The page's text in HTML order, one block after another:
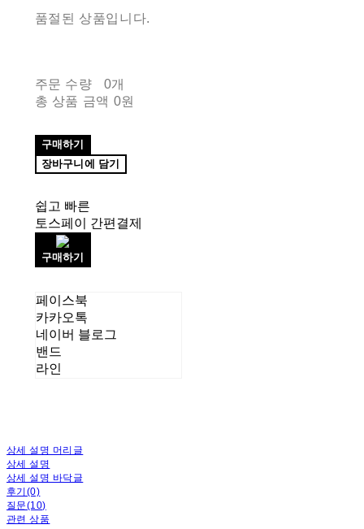
품절된 상품입니다.
주문 수량
0개
총 상품 금액 0원
구매하기
장바구니에 담기
쉽고 빠른
토스페이 간편결제
구매하기
페이스북
카카오톡
네이버 블로그
밴드
라인
상세 설명 머리글
상세 설명
상세 설명 바닥글
후기(0)
질문(10)
관련 상품